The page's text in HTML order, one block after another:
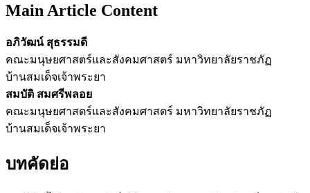
Main Article Content
อภิวัฒน์ สุธรรมดี
คณะมนุษยศาสตร์และสังคมศาสตร์ มหาวิทยาลัยราชภัฏ
บ้านสมเด็จเจ้าพระยา
สมบัติ สมศรีพลอย
คณะมนุษยศาสตร์และสังคมศาสตร์ มหาวิทยาลัยราชภัฏ
บ้านสมเด็จเจ้าพระยา
บทคัดย่อ